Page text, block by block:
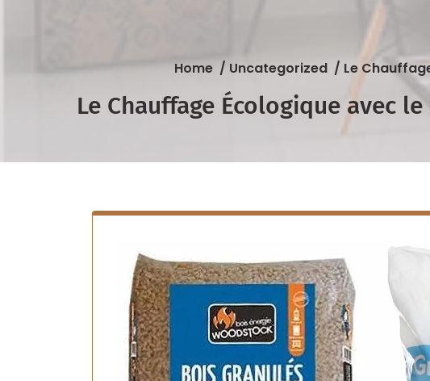
Home / Uncategorized / Le
Le Chauffage Écologique avec